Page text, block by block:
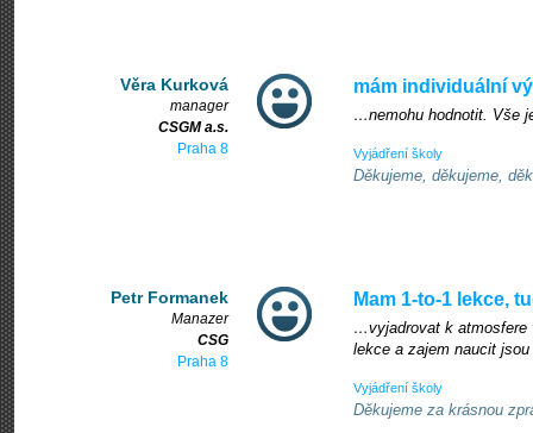
Věra Kurková
manager
CSGM a.s.
Praha 8
mám individuální
…nemohu hodnotit. Vše
Vyjádření školy
Děkujeme, děkujeme,
Petr Formanek
Manazer
CSG
Praha 8
Mam 1-to-1 lekce,
…vyjadrovat k atmosfere
lekce a zajem naucit
Vyjádření školy
Děkujeme za krásnou